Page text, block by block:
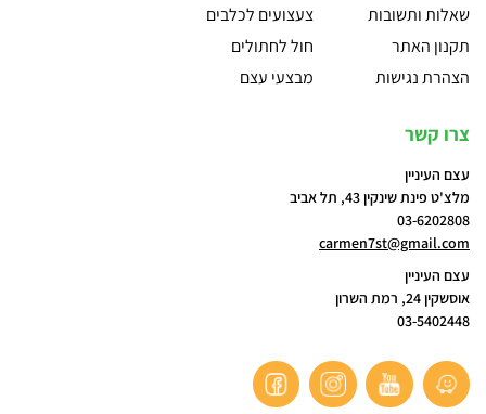
שאלות ותשובות
תקנון האתר
הצהרת נגישות
צעצועים לכלבים
חול לחתולים
מבצעי עצם
צרו קשר
עצם העיניין
מלצ'ט פינת שינקין 43, תל אביב
03-6202808
carmen7st@gmail.com
עצם העיניין
אוסשקין 24, רמת השרון
03-5402448